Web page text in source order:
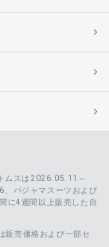
ムスは2026.05.11～
パジャマスーツおよび
に4週間以上販売した自
販売価格および一部セ